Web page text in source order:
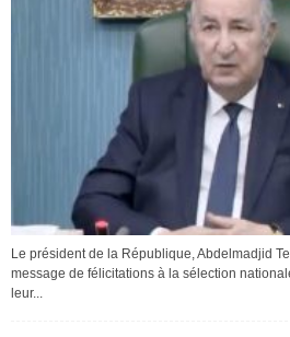
Le président de la République, Abdelmadjid
message de félicitations à la sélection
leur...